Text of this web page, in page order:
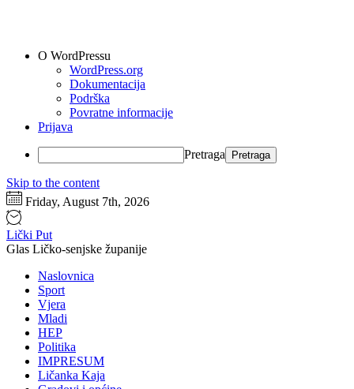
O WordPressu
WordPress.org
Dokumentacija
Podrška
Povratne informacije
Prijava
Pretraga
Skip to the content
Friday, August 7th, 2026
Lički Put
Glas Ličko-senjske županije
Naslovnica
Sport
Vjera
Mladi
HEP
Politika
IMPRESUM
Ličanka Kaja